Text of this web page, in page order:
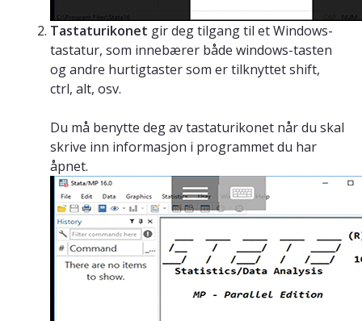
Tastaturikonet gir deg tilgang til et Windows-
tastatur, som innebærer både windows-tasten
og andre hurtigtaster som er tilknyttet shift,
ctrl, alt, osv.
Du må benytte deg av tastaturikonet når du skal
skrive inn informasjon i programmet du har
åpnet.